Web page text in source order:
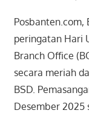
Posbanten.com,
peringatan Hari
Branch Office
secara meriah
BSD.
Desember 2025